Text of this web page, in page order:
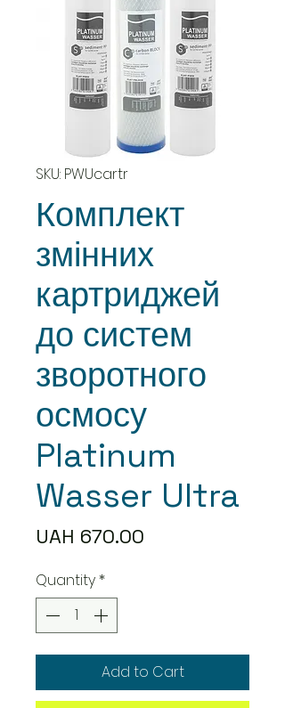
SKU: PWUcartr
Комплект
змінних
картриджей
до систем
зворотного
осмосу
Platinum
Wasser Ultra
UAH 670.00
Quantity *
Add to Cart